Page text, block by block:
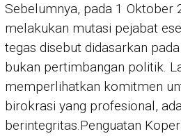
Sebelumnya, pada 1 Oktober
melakukan mutasi pejabat
tegas disebut didasarkan
bukan pertimbangan politik.
memperlihatkan komitmen
birokrasi yang profesional,
berintegritas.Penguatan